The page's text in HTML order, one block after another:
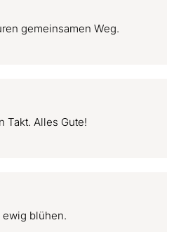
gemeinsamen Weg.
Takt. Alles Gute!
blühen.